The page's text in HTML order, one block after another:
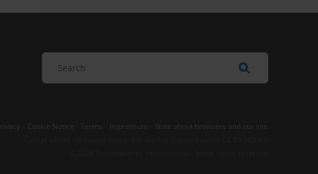
Privacy Cookie Notice Terms Impressum
Note about browsers and our site